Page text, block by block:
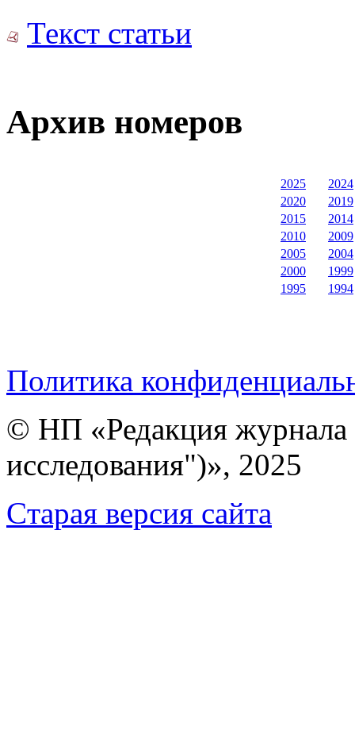
Текст статьи
Архив номеров
2025
2024
2020
2019
2015
2014
2010
2009
2005
2004
2000
1999
1995
1994
Политика
© НП «Редакция
исследования")», 2025
Cтарая версия сайта